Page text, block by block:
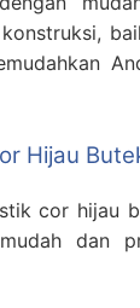
Hijau
cor hijau
dan